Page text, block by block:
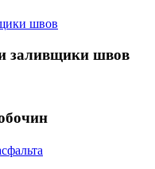
швов
заливщики швов